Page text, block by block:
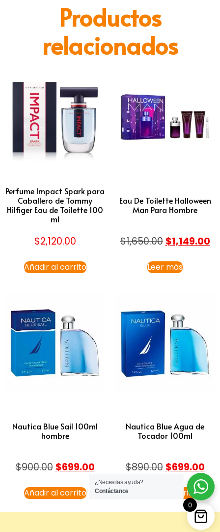
Productos
relacionados
Perfume Impact Spark para
Caballero de Tommy
Hilfiger Eau de Toilette 100
ml
$2,120.00
Añadir al carrito
Eau De Toilette Halloween
Man Para Hombre
$1,650.00 $1,149.00
Leer más
Nautica Blue Sail 100ml
hombre
$900.00 $699.00
Añadir al carrito
Nautica Blue Agua de
Tocador 100ml
$890.00 $699.00
Añadir al carrito
¿Necesitas ayuda?
Contáctanos
0